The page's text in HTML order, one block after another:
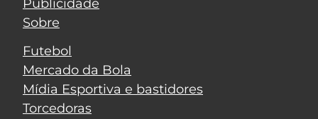
Publicidade
Sobre
Futebol
Mercado da Bola
Mídia Esportiva e bastidores
Torcedoras